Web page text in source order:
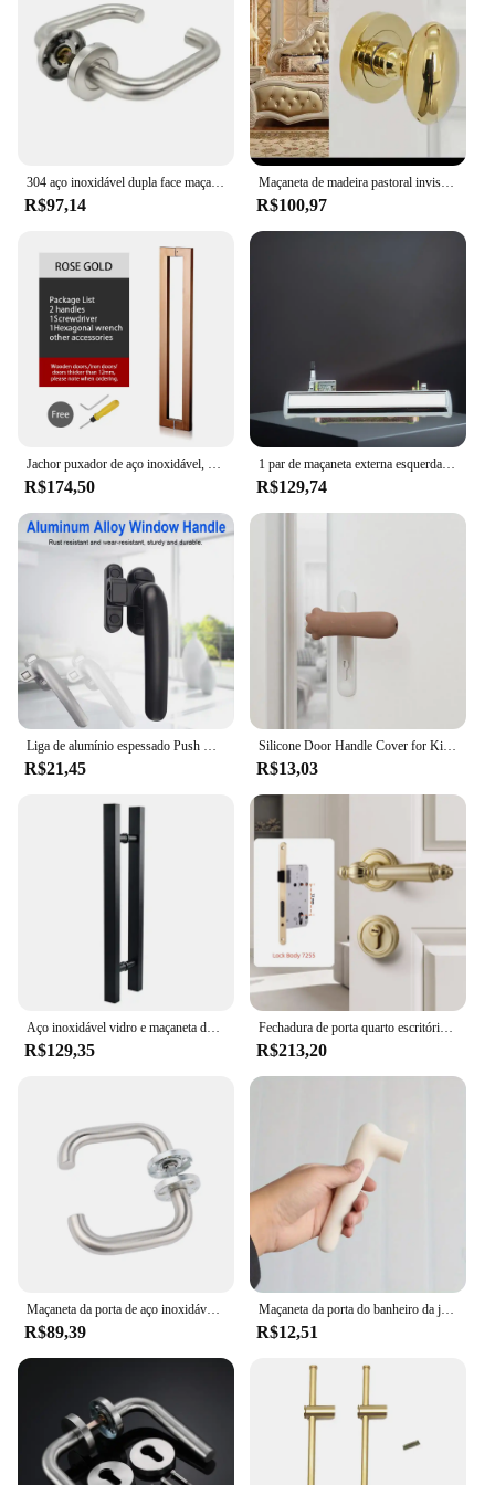
304 aço inoxidável dupla face maçaneta, acesso a fogo Lock, banheiro interior Lockset, Single-língua Bloqueio
R$97,14
Maçaneta de madeira pastoral invisível, ouro, preto, lado escuro, fundo, hardware
R$100,97
Jachor puxador de aço inoxidável, quadrado, para porta de vidro, conjunto de acessórios de ferragens, para porta interior da porta
R$174,50
1 par de maçaneta externa esquerda e direita cromada, conjunto de maçaneta externa cromada para camaro caprice impala awen firebird
R$129,74
Liga de alumínio espessado Push Window Handle, Flat Open Door Knob, 7 Type Handle, Casa e Hotel Hardware Substituição, 50
R$21,45
Silicone Door Handle Cover for Kids, Cute Claw, Knob Protector, Anti-estático, Anti-colisão, Safety Protect, Doorknob Cover
R$13,03
Aço inoxidável vidro e maçaneta de madeira, preto fosco
R$129,35
Fechadura de porta quarto escritório hotel apartamento interior conjunto de alavanca de maçaneta de porta dourada
R$213,20
Maçaneta da porta de aço inoxidável, para interior da casa, alavanca, trava durável, ajustável, trava de segurança para quarto, banheiro
R$89,39
Maçaneta da porta do banheiro da janela do quarto alça antiestática anti-colisão almofada anti-colisão capa protetora de silicone antiderrapante
R$12,51